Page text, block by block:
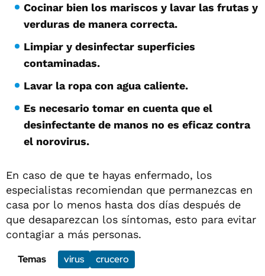
Cocinar bien los mariscos y lavar las frutas y
verduras de manera correcta.
Limpiar y desinfectar superficies
contaminadas.
Lavar la ropa con agua caliente.
Es necesario tomar en cuenta que el
desinfectante de manos no es eficaz contra
el norovirus.
En caso de que te hayas enfermado, los
especialistas recomiendan que permanezcas en
casa por lo menos hasta dos días después de
que desaparezcan los síntomas, esto para evitar
contagiar a más personas.
Temas
virus crucero